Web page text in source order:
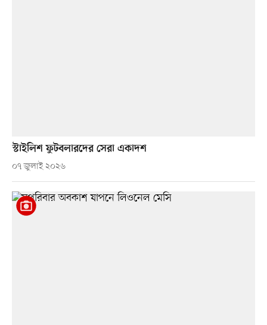
স্টাইলিশ ফুটবলারদের সেরা একাদশ
০৭ জুলাই ২০২৬